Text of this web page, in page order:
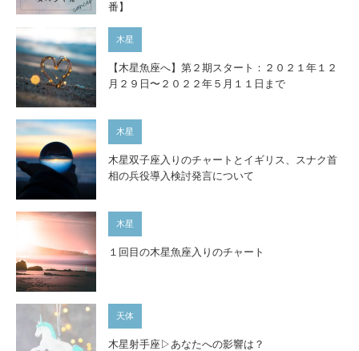
番】
木星
【木星魚座へ】第２期スタート：２０２１年１２
月２９日〜２０２２年５月１１日まで
木星
木星双子座入りのチャートとイギリス、スナク首
相の兵役導入検討発言について
木星
１回目の木星魚座入りのチャート
天体
木星射手座▷あなたへの影響は？